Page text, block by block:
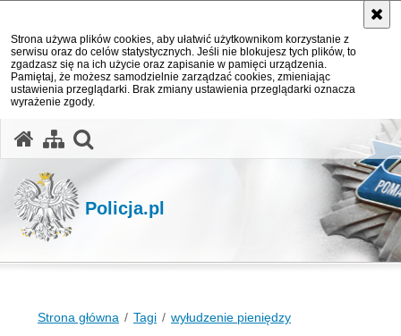
Strona używa plików cookies, aby ułatwić użytkownikom korzystanie z
serwisu oraz do celów statystycznych. Jeśli nie blokujesz tych plików, to
zgadzasz się na ich użycie oraz zapisanie w pamięci urządzenia.
Pamiętaj, że możesz samodzielnie zarządzać cookies, zmieniając
ustawienia przeglądarki. Brak zmiany ustawienia przeglądarki oznacza
wyrażenie zgody.
Policja.pl
Strona główna Tagi wyłudzenie pieniędzy